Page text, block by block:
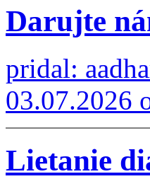
Darujte
pridal:
03.07.2026
Lietanie